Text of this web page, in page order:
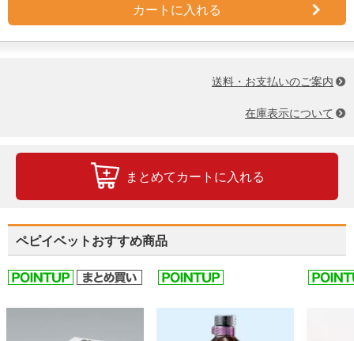
カートに入れる
送料・お支払いのご案内
在庫表示について
まとめてカートに入れる
ペピイベットおすすめ商品